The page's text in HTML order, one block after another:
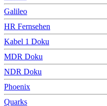
Galileo
HR Fernsehen
Kabel 1 Doku
MDR Doku
NDR Doku
Phoenix
Quarks